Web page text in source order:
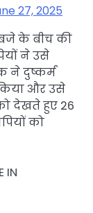
27, 2025
के बीच की
ने उसे
ने दुष्कर्म
और उसे
देखते हुए 26
को
IN